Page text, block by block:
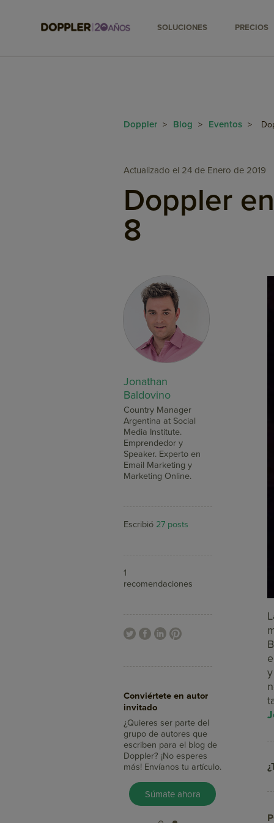
SOLUCIONES PRECIOS
Doppler > Blog > Eventos >
Actualizado el 24 de Enero de 2019
Doppler
8
Jonathan
Baldovino
Country Manager
Argentina at Social
Media Institute.
Emprendedor y
Speaker. Experto en
Email Marketing y
Marketing Online.
Escribió27 posts
1
recomendaciones
Conviértete en autor
invitado
¿Quieres ser parte del
grupo de autores que
escriben para el blog de
Doppler? ¡No esperes
más! Envíanos tu artículo.
Súmate ahora